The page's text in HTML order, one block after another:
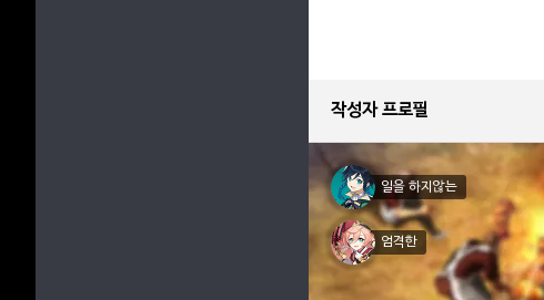
작성자 프로필
일을 하지않는
엄격한